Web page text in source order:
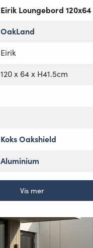
Eirik Loungebord 120x64
OakLand
Eirik
120 x 64 x H41.5cm
Koks Oakshield
Aluminium
Vis mer